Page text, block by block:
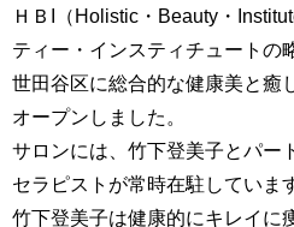
ＨＢI（Holistic・Beauty・
ティー・インスティチュートの
世田谷区に総合的な健康美と癒
オープンしました。
サロンには、竹下登美子とパー
セラピストが常時在駐していま
竹下登美子は健康的にキレイに